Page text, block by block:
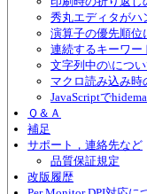
秀丸エディタがハ
演算子の優先順位
連続するキーワー
文字列中の\につ
マクロ読み込み時
JavaScriptで
Ｑ＆Ａ
補足
サポート，連絡先など
品質保証規定
改版履歴